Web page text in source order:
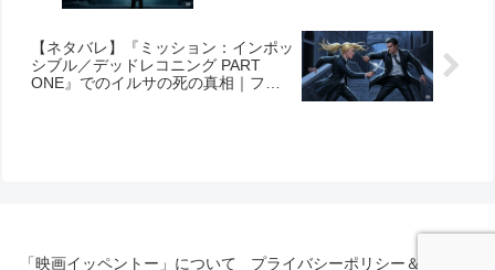
【ネタバレ】『ミッション：インポッ
シブル／デッドレコニング PART
ONE』でのイルサの死の真相｜ファ
「映画イッペントー」について プライバシーポリシー＆免責事項